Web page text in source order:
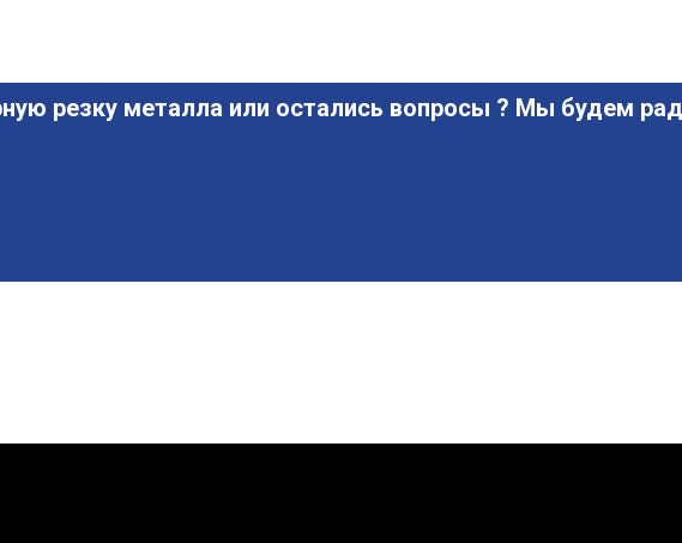
резку металла или остались вопросы ? Мы будем